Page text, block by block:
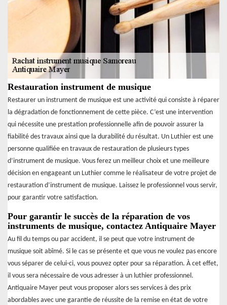
Restauration instrument de musique
Restaurer un instrument de musique est une activité qui consiste à réparer
la dégradation de fonctionnement de cette pièce. C’est une intervention
qui nécessite une prestation professionnelle afin de pouvoir assurer la
fiabilité des travaux ainsi que la durabilité du résultat. Un Luthier est une
personne qualifiée en travaux de restauration de plusieurs types
d’instrument de musique. Vous ferez un meilleur choix et une meilleure
décision en engageant un Luthier comme le réalisateur de votre projet de
restauration d’instrument de musique. Laissez le professionnel vous servir,
pour garantir votre satisfaction.
Pour garantir le succès de la réparation de vos
instruments de musique, contactez Antiquaire Mayer
Au fil du temps ou par accident, il se peut que votre instrument de
musique soit abîmé. Si le cas se présente et que vous ne voulez pas encore
vous séparer de celui-ci, vous pouvez opter pour sa réparation. À cet effet,
il vous sera nécessaire de vous adresser à un luthier professionnel.
Antiquaire Mayer peut vous proposer alors ses services à des prix
abordables avec une garantie de réussite de la remise en état de votre